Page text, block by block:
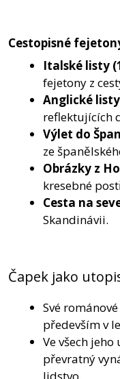
Cestopisné
Italské listy
fejetony z
Anglické listy
reflektujících
Výlet do
ze
Obrázky z
kresebné
Cesta na
Skandinávii.
Čapek jako
Své
především v
Ve všech
převratný